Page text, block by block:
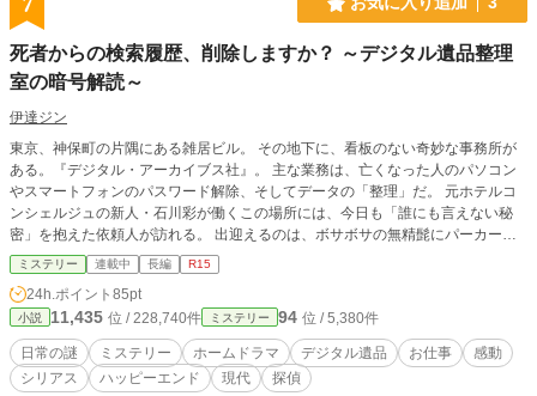
死者からの検索履歴、削除しますか？ ～デジタル遺品整理
室の暗号解読～
伊達ジン
東京、神保町の片隅にある雑居ビル。 その地下に、看板のない奇妙な事務所が
ある。『デジタル・アーカイブス社』。 主な業務は、亡くなった人のパソコン
やスマートフォンのパスワード解除、そしてデータの「整理」だ。 元ホテルコ
ンシェルジュの新人・石川彩が働くこの場所には、今日も「誰にも言えない秘
密」を抱えた依頼人が訪れる。 出迎えるのは、ボサボサの無精髭にパーカー
姿、しかし天才的なプロファイリング能力を持つ所長・阿部邦彦。 「死人に口
なし、データは嘘をつかない」 そう言い放つ彼は、残されたデバイスから、故
人の本当の想いを次々と暴いていく。 これは、デジタルデータに残された
「愛」と「真実」を探す物語。
ミステリー 連載中 長編 R15
24h.ポイント 85pt
小説 11,435 位 / 228,740件 ミステリー 94 位 / 5,380件
日常の謎 ミステリー ホームドラマ デジタル遺品 お仕事
感動
シリアス
ハッピーエンド 現代 探偵